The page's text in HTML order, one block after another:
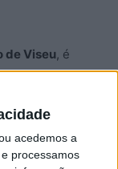
acedemos a
processamos
de Viseu, é
na Escola
judoca do
de Gestão de
IPV, e ambos
a conquista de